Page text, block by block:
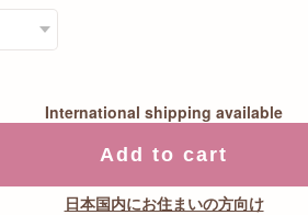
International shipping available
Add to cart
日本国内にお住まいの方向け